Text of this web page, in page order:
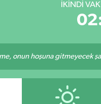
İKINDI
onun hoşuna gitmeyecek